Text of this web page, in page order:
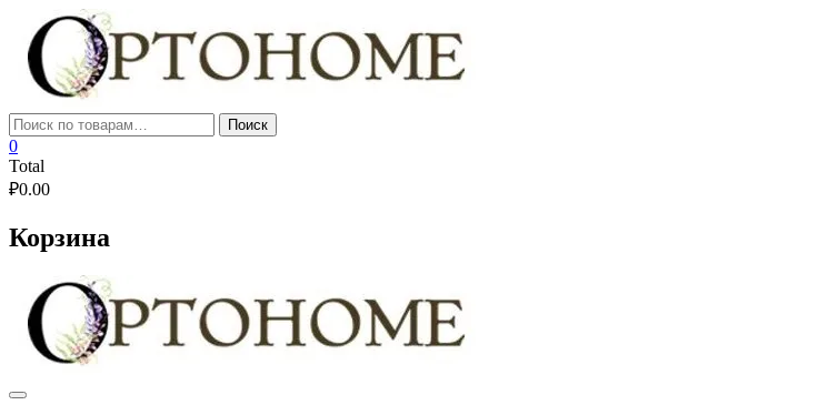
content
Искать: Поиск
0
Total
₽0.00
Корзина